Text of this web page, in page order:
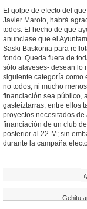
El golpe de efecto del
Javier Maroto, habrá
todos. El hecho de que
anunciase que el
Saski Baskonia para
fondo. Queda fuera de
sólo alaveses- desean lo
siguiente categoría como
no todos, ni mucho
financiación sea público,
gasteiztarras, entre ellos
proyectos necesitados
financiación de un club
posterior al 22-M; sin
durante la campaña
Gehitu